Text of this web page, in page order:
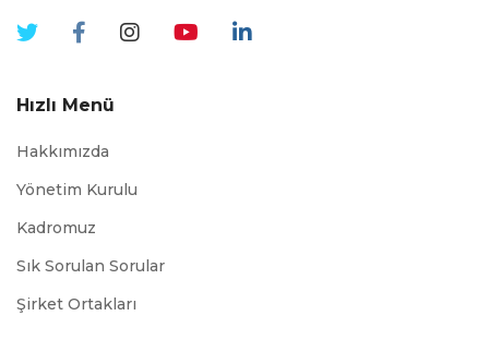
Hızlı Menü
Hakkımızda
Yönetim Kurulu
Kadromuz
Sık Sorulan Sorular
Şirket Ortakları